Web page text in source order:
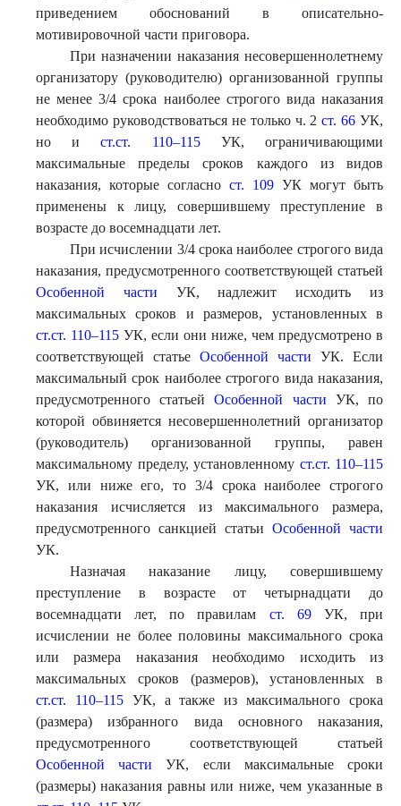
приведением обоснований в описательно-
мотивировочной части приговора.
При назначении наказания несовершеннолетнему
организатору (руководителю) организованной группы
не менее 3/4 срока наиболее строгого вида наказания
необходимо руководствоваться не только ч. 2ст. 66 УК,
но ист.ст. 110–115УК, ограничивающими
максимальные пределы сроков каждого из видов
наказания, которые согласно ст. 109 УК могут быть
применены к лицу, совершившему преступление в
возрасте до восемнадцати лет.
При исчислении 3/4 срока наиболее строгого вида
наказания, предусмотренного соответствующей статьей
Особенной части УК, надлежит исходить из
максимальных сроков и размеров, установленных в
ст.ст. 110–115 УК, если они ниже, чем предусмотрено в
соответствующей статье Особенной части УК. Если
максимальный срок наиболее строгого вида наказания,
предусмотренного статьейОсобенной части УК, по
которой обвиняется несовершеннолетний организатор
(руководитель) организованной группы, равен
максимальному пределу, установленному ст.ст. 110–115
УК, или ниже его, то 3/4 срока наиболее строгого
наказания исчисляется из максимального размера,
предусмотренного санкцией статьи Особенной части
УК.
Назначая наказание лицу, совершившему
преступление в возрасте от четырнадцати до
восемнадцати лет, по правилам ст. 69УК, при
исчислении не более половины максимального срока
или размера наказания необходимо исходить из
максимальных сроков (размеров), установленных в
ст.ст. 110–115УК, а также из максимального срока
(размера) избранного вида основного наказания,
предусмотренного соответствующей статьей
Особенной части УК, если максимальные сроки
(размеры) наказания равны или ниже, чем указанные в